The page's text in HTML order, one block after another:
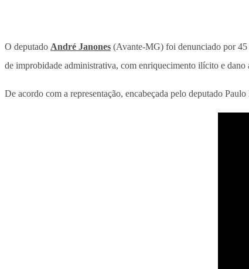
O deputado André Janones (Avante-MG) foi denunciado por 45
de improbidade administrativa, com enriquecimento ilícito e
De acordo com a representação, encabeçada pelo deputado